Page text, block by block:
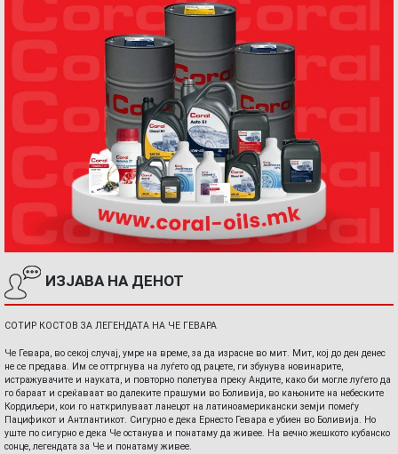
ИЗЈАВА НА ДЕНОТ
СОТИР КОСТОВ ЗА ЛЕГЕНДАТА НА ЧЕ ГЕВАРА
Че Гевара, во секој случај, умре на време, за да израсне во мит. Мит, кој до ден денес
не се предава. Им се оттргнува на луѓето од рацете, ги збунува новинарите,
истражувачите и науката, и повторно полетува преку Андите, како би могле луѓето да
го бараат и среќаваат во далеките прашуми во Боливија, во кањоните на небеските
Кордиљери, кои го наткрилуваат ланецот на латиноамерикански земји помеѓу
Пацификот и Антлантикот. Сигурно е дека Ернесто Гевара е убиен во Боливија. Но
уште по сигурно е дека Че останува и понатаму да живее. На вечно жешкото кубанско
сонце, легендата за Че и понатаму живее.